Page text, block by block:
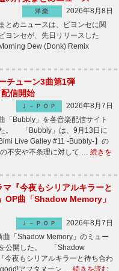
洋楽
2026年8月8日
とめニュースは、ビヨンセに関
ンセが、先日リリースした
Dew (Donk) Remix
チューン3曲第1弾
信開始
Ｊ－ＰＯＰ
2026年8月7日
「Bubbly」を各音楽配信サイト
。 「Bubbly」は、9月13日に
Live Galley #11 -Bubbly-】の
不安や不条理に対して … 続きを
『今夜もシリアルキラーと
OP曲「Shadow Memory」
Ｊ－ＰＯＰ
2026年8月7日
「Shadow Memory」のミュー
公開した。 「Shadow
今夜もシリアルキラーと待ち合わ
アフタヌーン … 続きを読む